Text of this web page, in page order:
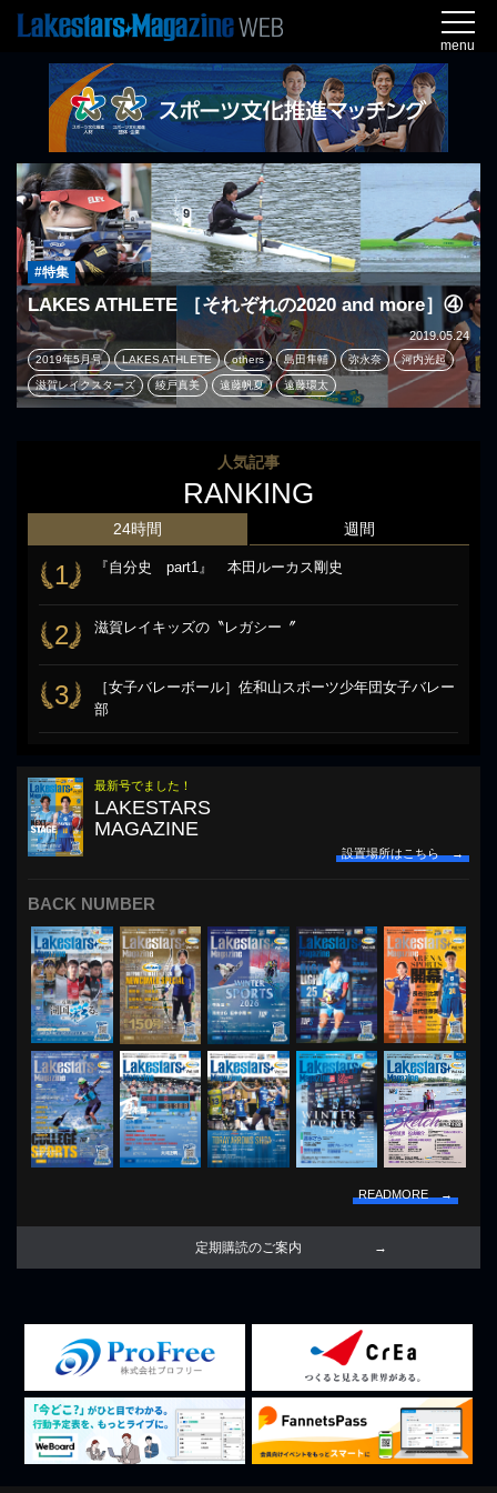
menu
#特集
LAKES ATHLETE ［それぞれの2020 and more］④
2019.05.24
2019年5月号 LAKES ATHLETE others 島田隼輔 弥永奈 河内光起
滋賀レイクスターズ 綾戸真美 遠藤帆夏 遠藤環太
人気記事
RANKING
24時間
1 『自分史 part1』 本田ルーカス剛史
2 滋賀レイキッズの〝レガシー〞
3
［女子バレーボール］佐和山スポーツ少年団女子バレー
部
週間
最新号でました！
LAKESTARS
MAGAZINE
設置場所はこちら →
BACK NUMBER
READMORE →
定期購読のご案内